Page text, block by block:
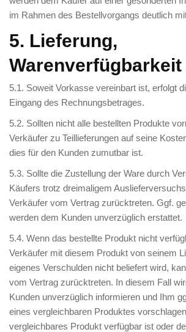
im Rahmen des Bestellvorgangs deutlich
5. Lieferung,
Warenverfügbarkeit
5.1. Soweit Vorkasse vereinbart ist, erfolgt
Eingang des Rechnungsbetrages.
5.2. Sollten nicht alle bestellten Produkte
Verkäufer zu Teillieferungen auf seine
dies für den Kunden zumutbar ist.
5.3. Sollte die Zustellung der Ware durch
Käufers trotz dreimaligem
Verkäufer vom Vertrag zurücktreten. Ggf.
werden dem Kunden unverzüglich erstattet.
5.4. Wenn das bestellte Produkt nicht
Verkäufer mit diesem Produkt von seinem
eigenes Verschulden nicht beliefert wird,
vom Vertrag zurücktreten. In diesem Fall
Kunden unverzüglich informieren und Ihm
eines vergleichbaren Produktes
vergleichbares Produkt verfügbar ist oder